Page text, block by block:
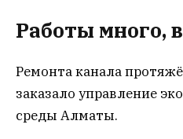
Работы много,
Ремонта канала
заказало управление
среды Алматы.